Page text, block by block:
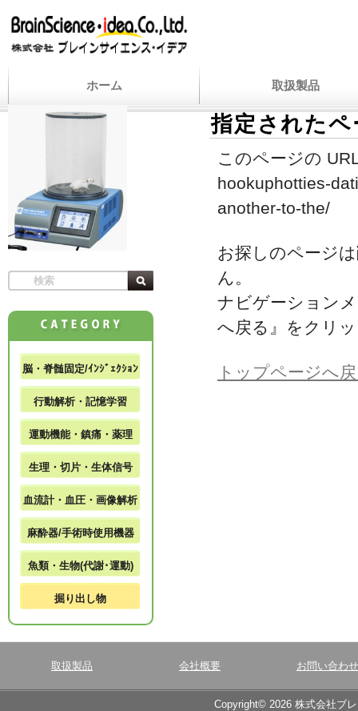
ホーム 取扱製品
指定された
このページの
hookuphotties-
another-to-the/
お探しのページ
ん。
ナビゲーション
へ戻る』をクリ
トップページへ
脳・脊髄固定/ｲﾝｼﾞｪｸｼｮﾝ
行動解析・記憶学習
運動機能・鎮痛・薬理
生理・切片・生体信号
血流計・血圧・画像解析
麻酔器/手術時使用機器
魚類・生物(代謝･運動)
掘り出し物
取扱製品 会社概要 お問い合わせ
Copyright© 2026 株式会社ブ